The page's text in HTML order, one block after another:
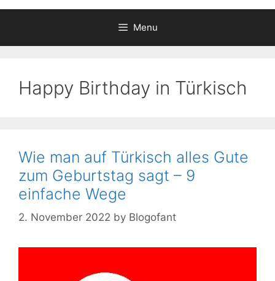
Menu
Happy Birthday in Türkisch
Wie man auf Türkisch alles Gute
zum Geburtstag sagt – 9
einfache Wege
2. November 2022 by Blogofant